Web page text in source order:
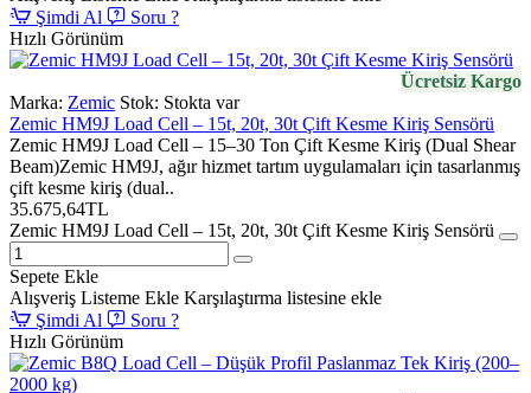
Şimdi Al
Soru ?
Hızlı Görünüm
Ücretsiz Kargo
Marka: Zemic Stok: Stokta var
Zemic HM9J Load Cell – 15t, 20t, 30t Çift Kesme Kiriş Sensörü
Zemic HM9J Load Cell – 15–30 Ton Çift Kesme Kiriş (Dual Shear
Beam)Zemic HM9J, ağır hizmet tartım uygulamaları için tasarlanmış
çift kesme kiriş (dual..
35.675,64TL
Zemic HM9J Load Cell – 15t, 20t, 30t Çift Kesme Kiriş Sensörü
Sepete Ekle
Alışveriş Listeme Ekle Karşılaştırma listesine ekle
Şimdi Al
Soru ?
Hızlı Görünüm